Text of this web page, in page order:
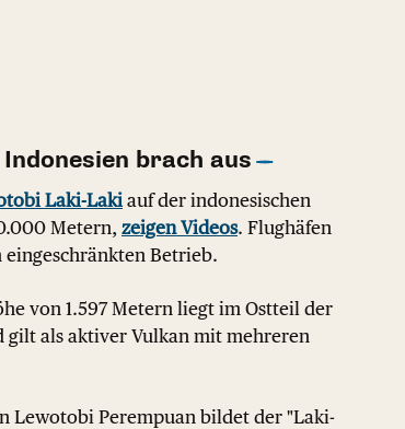
brach aus
Laki-Lakiauf der indonesischen
Metern, zeigen Videos. Flughäfen
Betrieb.
von 1.597 Metern liegt im Ostteil der
gilt als aktiver Vulkan mit mehreren
Lewotobi Perempuan bildet der "Laki-